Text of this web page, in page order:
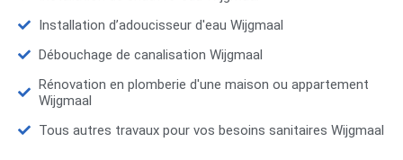
Installation d’adoucisseur d'eau Wijgmaal
Débouchage de canalisation Wijgmaal
Rénovation en plomberie d'une maison ou appartement
Wijgmaal
Tous autres travaux pour vos besoins sanitaires Wijgmaal